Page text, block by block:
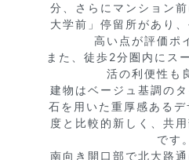
分、さらにマンション
大学前」停留所があり
高い点が評価ポ
また、徒歩2分圏内にス
活の利便性も
建物はベージュ基調の
石を用いた重厚感ある
度と比較的新しく、共
です。
南向き開口部で北大路